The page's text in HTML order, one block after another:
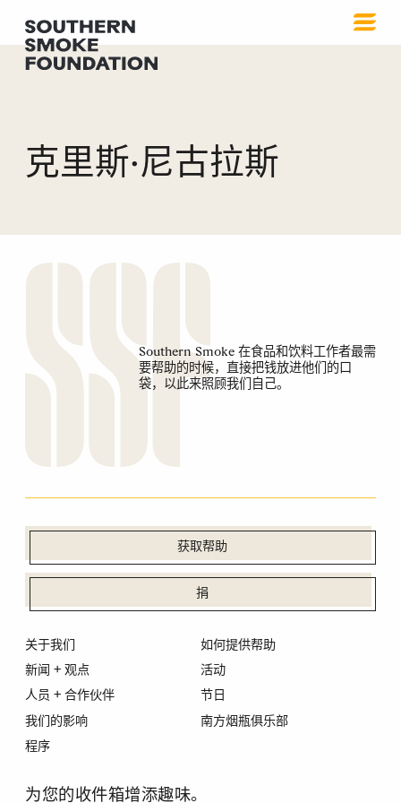
克里斯·尼古拉斯
Southern Smoke 在食品和饮料工作者最需
要帮助的时候，直接把钱放进他们的口
袋，以此来照顾我们自己。
获取帮助
捐
关于我们
新闻 + 观点
人员 + 合作伙伴
我们的影响
程序
如何提供帮助
活动
节日
南方烟瓶俱乐部
为您的收件箱增添趣味。